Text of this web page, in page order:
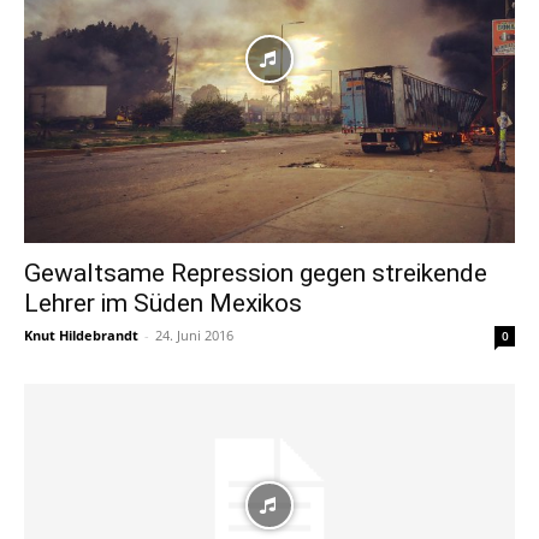
Gewaltsame Repression gegen streikende
Lehrer im Süden Mexikos
Knut Hildebrandt - 24. Juni 2016 0